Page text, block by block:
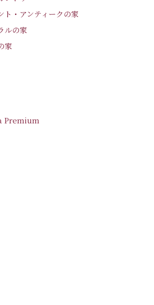
ト・アンティークの家
ルの家
家
Premium